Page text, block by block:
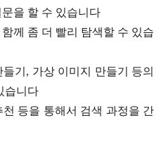
을 할 수 있습니다
께 좀 더 빨리 탐색할 수 있습
기, 가상 이미지 만들기 등의
습니다
등을 통해서 검색 과정을 간